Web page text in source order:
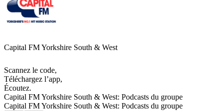
Capital FM Yorkshire South & West
Scannez le code,
Téléchargez l’app,
Écoutez.
Capital FM Yorkshire South & West: Podcasts du groupe
Capital FM Yorkshire South & West: Podcasts du groupe